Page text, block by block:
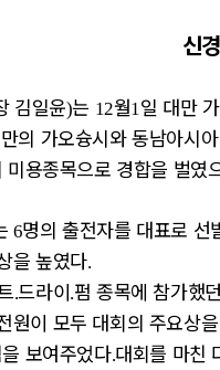
신
김일윤)는 12월1일 대만
의 가오슝시와 동남아시아
미용종목으로 경합을 벌였
6명의 출전자를 대표로 선
을 높였다.
.드라이 .펌 종목에 참가했
원이 모두 대회의 주요상
보여주었다.대회를 마친